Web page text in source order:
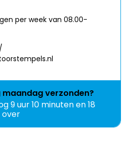
per week van 08.00-
maandagverzonden?
9 uur 10 minuten en 18
over